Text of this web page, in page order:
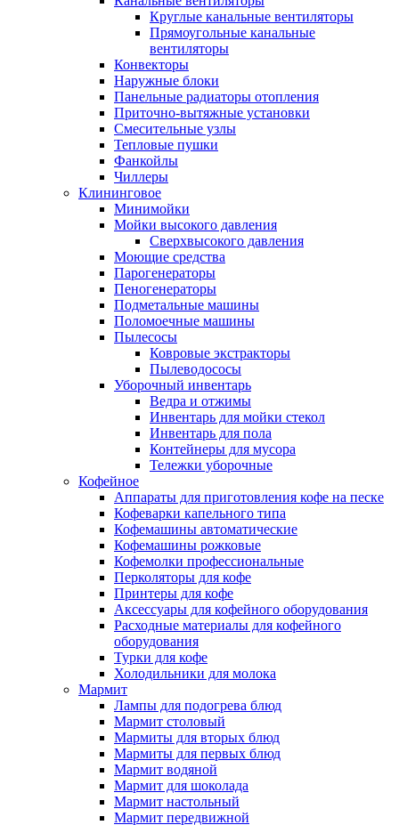
Круглые канальные вентиляторы
Прямоугольные канальные
вентиляторы
Конвекторы
Наружные блоки
Панельные радиаторы отопления
Приточно-вытяжные установки
Смесительные узлы
Тепловые пушки
Фанкойлы
Чиллеры
Клининговое
Минимойки
Мойки высокого давления
Сверхвысокого давления
Моющие средства
Парогенераторы
Пеногенераторы
Подметальные машины
Поломоечные машины
Пылесосы
Ковровые экстракторы
Пылеводососы
Уборочный инвентарь
Ведра и отжимы
Инвентарь для мойки стекол
Инвентарь для пола
Контейнеры для мусора
Тележки уборочные
Кофейное
Аппараты для приготовления кофе на песке
Кофеварки капельного типа
Кофемашины автоматические
Кофемашины рожковые
Кофемолки профессиональные
Перколяторы для кофе
Принтеры для кофе
Аксессуары для кофейного оборудования
Расходные материалы для кофейного
оборудования
Турки для кофе
Холодильники для молока
Мармит
Лампы для подогрева блюд
Мармит столовый
Мармиты для вторых блюд
Мармиты для первых блюд
Мармит водяной
Мармит для шоколада
Мармит настольный
Мармит передвижной